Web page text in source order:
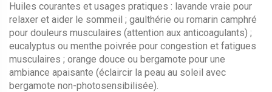
Huiles courantes et usages pratiques : lavande vraie pour
relaxer et aider le sommeil ; gaulthérie ou romarin camphré
pour douleurs musculaires (attention aux anticoagulants) ;
eucalyptus ou menthe poivrée pour congestion et fatigues
musculaires ; orange douce ou bergamote pour une
ambiance apaisante (éclaircir la peau au soleil avec
bergamote non-photosensibilisée).